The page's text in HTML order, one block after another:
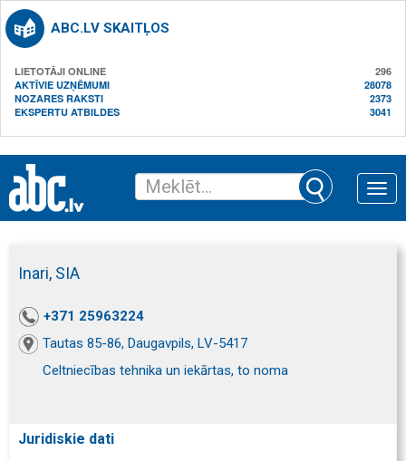
ABC.LV SKAITĻOS
LIETOTĀJI ONLINE
296
AKTĪVIE UZŅĒMUMI
28078
NOZARES RAKSTI
2373
EKSPERTU ATBILDES
3041
Toggle
Inari, SIA
+371 25963224
Tautas 85-86, Daugavpils, LV-5417
Celtniecības tehnika un iekārtas, to noma
Juridiskie dati